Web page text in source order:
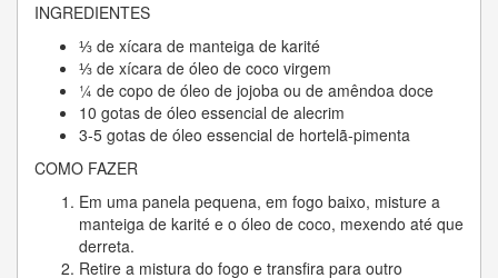
INGREDIENTES
⅓ de xícara de manteiga de karité
⅓ de xícara de óleo de coco virgem
¼ de copo de óleo de jojoba ou de amêndoa doce
10 gotas de óleo essencial de alecrim
3-5 gotas de óleo essencial de hortelã-pimenta
COMO FAZER
Em uma panela pequena, em fogo baixo, misture a
manteiga de karité e o óleo de coco, mexendo até que
derreta.
Retire a mistura do fogo e transfira para outro